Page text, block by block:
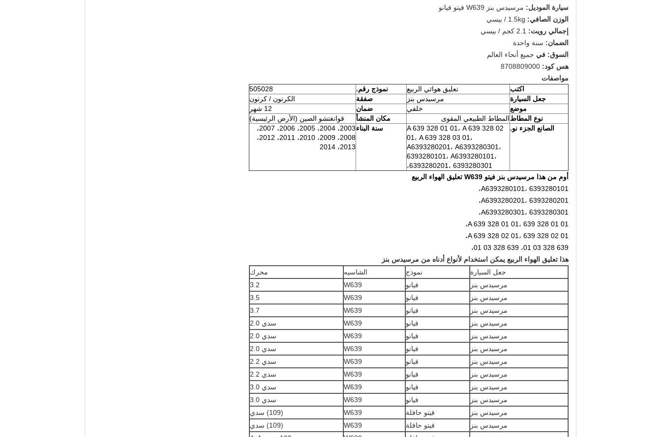
سيارة الموديل: مرسيدس بنز W639 فيتو فيانو
الوزن الصافي:
إجمالي رويت:
الضمان: سنة واحدة
السوق: في جميع أنحاء العالم
هس كود:
مواصفات
اكتب
تعليق هوائي الربيع نموذج رقم.
505028
جعل السيارة
مرسيدس بنز صفقة
الكرتون / كرتون
موضع
خلفي ضمان
12 شهر
نوع المطاطالمطاط الطبيعي المقوى مكان المنشأ
قوانغتشو الصين (الأرض الرئيسية)
الصانع الجزء نو.
A 639 328 01 01، A 639 328 02
01، A 639 328 03 01،
A6393280201، A6393280301،
6393280101، A6393280101،
6393280201، 6393280301،
سنة البناء
2003، 2004، 2005، 2006، 2007،
2008، 2009، 2010، 2011، 2012،
2013، 2014
أوم من هذا مرسيدس بنز فيتو W639 تعليق الهواء الربيع
A6393280101، 6393280101،
A6393280201، 6393280201،
A6393280301، 6393280301،
A 639 328 01 01، 639 328 01 01،
A 639 328 02 01، 639 328 02 01،
639 328 03 01، 639 328 03 01،
هذا تعليق الهواء الربيع يمكن استخدام لأنواع أدناه من مرسيدس بنز
جعل السيارة
نموذج الشاسيه
محرك
مرسيدس بنز
فيانو W639
3.2
مرسيدس بنز
فيانو W639
3.5
مرسيدس بنز
فيانو W639
3.7
مرسيدس بنز
فيانو W639
سدي 2.0
مرسيدس بنز
فيانو W639
سدي 2.0
مرسيدس بنز
فيانو W639
سدي 2.0
مرسيدس بنز
فيانو W639
سدي 2.2
مرسيدس بنز
فيانو W639
سدي 2.2
مرسيدس بنز
فيانو W639
سدي 3.0
مرسيدس بنز
فيانو W639
سدي 3.0
مرسيدس بنز
فيتو حافلة W639
(109) سدي
مرسيدس بنز
فيتو حافلة W639
(109) سدي